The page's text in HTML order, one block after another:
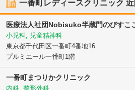
一番町レディースクリニック
医療法人社団Nobisuko半蔵門のびすこ
小児科, 児童精神科
東京都千代田区一番町4番地16
プルミエール一番町1階
一番町まつりかクリニック
内科, 整形外科